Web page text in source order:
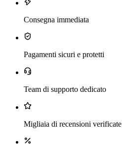
Consegna immediata
Pagamenti sicuri e protetti
Team di supporto dedicato
Migliaia di recensioni verificate